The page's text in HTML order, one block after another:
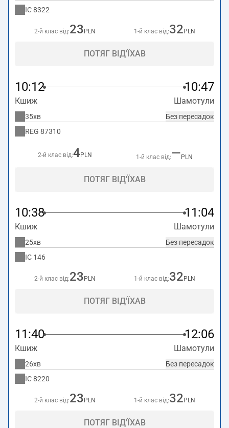
IC8322
2-й клас від:23 PLN 1-й клас від:32 PLN
ПОТЯГ ВІД'ЇХАВ
10:12 10:47
Кшиж Шамотули
Без пересадок
35хв
REG 87310
2-й клас від:4 PLN 1-й клас від:— PLN
ПОТЯГ ВІД'ЇХАВ
10:38 11:04
Кшиж Шамотули
Без пересадок
25хв
IC 146
2-й клас від:23 PLN 1-й клас від:32 PLN
ПОТЯГ ВІД'ЇХАВ
11:40 12:06
Кшиж Шамотули
Без пересадок
26хв
IC8220
2-й клас від:23 PLN 1-й клас від:32 PLN
ПОТЯГ ВІД'ЇХАВ